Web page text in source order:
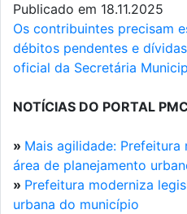
Publicado em 18.11.2025
Os contribuintes precisam
débitos pendentes e
oficial da Secretária
NOTÍCIAS DO PORTAL
» Mais agilidade: Prefeitura
área de planejamento
» Prefeitura moderniza
urbana do município